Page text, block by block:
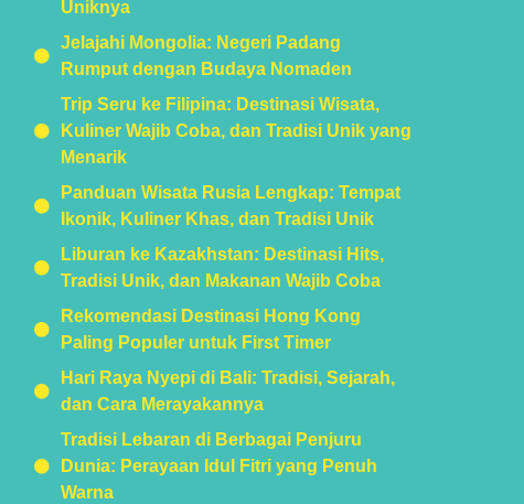
Uniknya
Jelajahi Mongolia: Negeri Padang
Rumput dengan Budaya Nomaden
Trip Seru ke Filipina: Destinasi Wisata,
Kuliner Wajib Coba, dan Tradisi Unik yang
Menarik
Panduan Wisata Rusia Lengkap: Tempat
Ikonik, Kuliner Khas, dan Tradisi Unik
Liburan ke Kazakhstan: Destinasi Hits,
Tradisi Unik, dan Makanan Wajib Coba
Rekomendasi Destinasi Hong Kong
Paling Populer untuk First Timer
Hari Raya Nyepi di Bali: Tradisi, Sejarah,
dan Cara Merayakannya
Tradisi Lebaran di Berbagai Penjuru
Dunia: Perayaan Idul Fitri yang Penuh
Warna